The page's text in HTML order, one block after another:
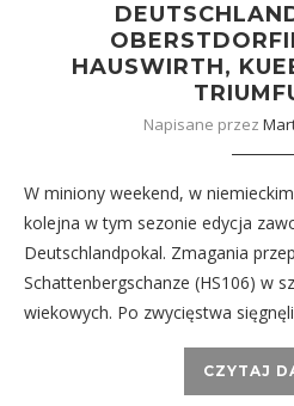
HAUSWIRTH,
Napisane przez
W miniony weekend, w
kolejna w tym sezonie edycja
Deutschlandpokal. Zmagania
Schattenbergschanze (HS106) w
wiekowych. Po zwycięstwa
CZYTAJ